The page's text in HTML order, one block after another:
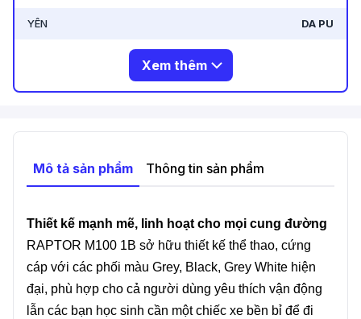
YÊN DA PU
Xem thêm
Mô tả sản phẩm Thông tin sản phẩm
Thiết kế mạnh mẽ, linh hoạt cho mọi cung đường
RAPTOR M100 1B sở hữu thiết kế thể thao, cứng
cáp với các phối màu Grey, Black, Grey White hiện
đại, phù hợp cho cả người dùng yêu thích vận động
lẫn các bạn học sinh cần một chiếc xe bền bỉ để đi